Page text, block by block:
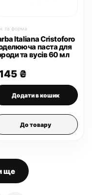
та форма
Italiana Cristoforo
паста для
та вусів 60 мл
₴
Додати в кошик
До товару
ще